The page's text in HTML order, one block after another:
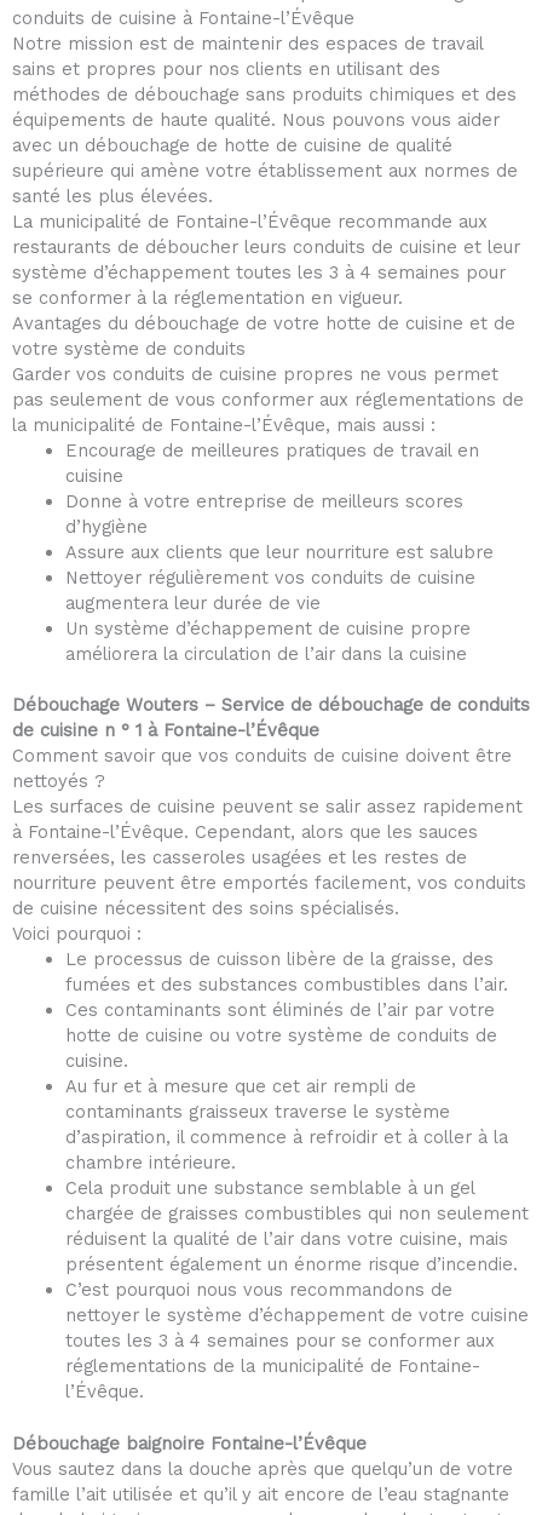
conduits de cuisine à Fontaine-l’Évêque
Notre mission est de maintenir des espaces de travail
sains et propres pour nos clients en utilisant des
méthodes de débouchage sans produits chimiques et des
équipements de haute qualité. Nous pouvons vous aider
avec un débouchage de hotte de cuisine de qualité
supérieure qui amène votre établissement aux normes de
santé les plus élevées.
La municipalité de Fontaine-l’Évêque recommande aux
restaurants de déboucher leurs conduits de cuisine et leur
système d’échappement toutes les 3 à 4 semaines pour
se conformer à la réglementation en vigueur.
Avantages du débouchage de votre hotte de cuisine et de
votre système de conduits
Garder vos conduits de cuisine propres ne vous permet
pas seulement de vous conformer aux réglementations de
la municipalité de Fontaine-l’Évêque, mais aussi :
Encourage de meilleures pratiques de travail en
cuisine
Donne à votre entreprise de meilleurs scores
d’hygiène
Assure aux clients que leur nourriture est salubre
Nettoyer régulièrement vos conduits de cuisine
augmentera leur durée de vie
Un système d’échappement de cuisine propre
améliorera la circulation de l’air dans la cuisine
Débouchage Wouters – Service de débouchage de conduits
de cuisine n ° 1 à Fontaine-l’Évêque
Comment savoir que vos conduits de cuisine doivent être
nettoyés ?
Les surfaces de cuisine peuvent se salir assez rapidement
à Fontaine-l’Évêque. Cependant, alors que les sauces
renversées, les casseroles usagées et les restes de
nourriture peuvent être emportés facilement, vos conduits
de cuisine nécessitent des soins spécialisés.
Voici pourquoi :
Le processus de cuisson libère de la graisse, des
fumées et des substances combustibles dans l’air.
Ces contaminants sont éliminés de l’air par votre
hotte de cuisine ou votre système de conduits de
cuisine.
Au fur et à mesure que cet air rempli de
contaminants graisseux traverse le système
d’aspiration, il commence à refroidir et à coller à la
chambre intérieure.
Cela produit une substance semblable à un gel
chargée de graisses combustibles qui non seulement
réduisent la qualité de l’air dans votre cuisine, mais
présentent également un énorme risque d’incendie.
C’est pourquoi nous vous recommandons de
nettoyer le système d’échappement de votre cuisine
toutes les 3 à 4 semaines pour se conformer aux
réglementations de la municipalité de Fontaine-
l’Évêque.
Débouchage baignoire Fontaine-l’Évêque
Vous sautez dans la douche après que quelqu’un de votre
famille l’ait utilisée et qu’il y ait encore de l’eau stagnante